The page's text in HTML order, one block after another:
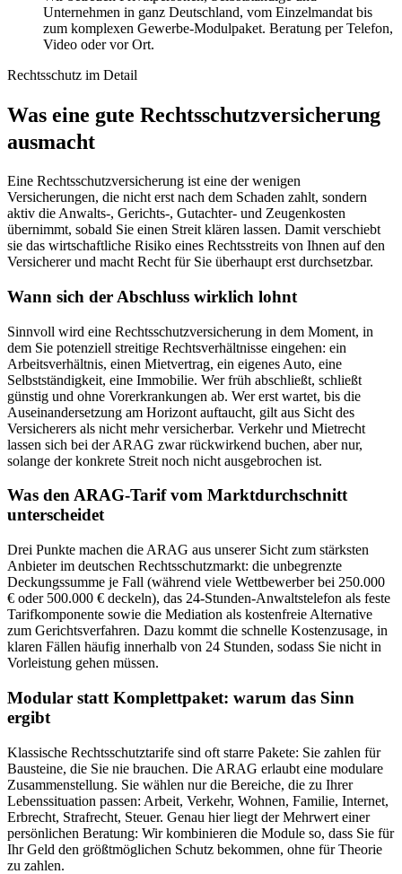
Unternehmen in ganz Deutschland, vom Einzelmandat bis
zum komplexen Gewerbe-Modulpaket. Beratung per Telefon,
Video oder vor Ort.
Rechtsschutz im Detail
Was eine gute Rechtsschutzversicherung
ausmacht
Eine Rechtsschutzversicherung ist eine der wenigen
Versicherungen, die nicht erst nach dem Schaden zahlt, sondern
aktiv die Anwalts-, Gerichts-, Gutachter- und Zeugenkosten
übernimmt, sobald Sie einen Streit klären lassen. Damit verschiebt
sie das wirtschaftliche Risiko eines Rechtsstreits von Ihnen auf den
Versicherer und macht Recht für Sie überhaupt erst durchsetzbar.
Wann sich der Abschluss wirklich lohnt
Sinnvoll wird eine Rechtsschutzversicherung in dem Moment, in
dem Sie potenziell streitige Rechtsverhältnisse eingehen: ein
Arbeitsverhältnis, einen Mietvertrag, ein eigenes Auto, eine
Selbstständigkeit, eine Immobilie. Wer früh abschließt, schließt
günstig und ohne Vorerkrankungen ab. Wer erst wartet, bis die
Auseinandersetzung am Horizont auftaucht, gilt aus Sicht des
Versicherers als nicht mehr versicherbar. Verkehr und Mietrecht
lassen sich bei der ARAG zwar rückwirkend buchen, aber nur,
solange der konkrete Streit noch nicht ausgebrochen ist.
Was den ARAG-Tarif vom Marktdurchschnitt
unterscheidet
Drei Punkte machen die ARAG aus unserer Sicht zum stärksten
Anbieter im deutschen Rechtsschutzmarkt: die unbegrenzte
Deckungssumme je Fall (während viele Wettbewerber bei 250.000
€ oder 500.000 € deckeln), das 24-Stunden-Anwaltstelefon als feste
Tarifkomponente sowie die Mediation als kostenfreie Alternative
zum Gerichtsverfahren. Dazu kommt die schnelle Kostenzusage, in
klaren Fällen häufig innerhalb von 24 Stunden, sodass Sie nicht in
Vorleistung gehen müssen.
Modular statt Komplettpaket: warum das Sinn
ergibt
Klassische Rechtsschutztarife sind oft starre Pakete: Sie zahlen für
Bausteine, die Sie nie brauchen. Die ARAG erlaubt eine modulare
Zusammenstellung. Sie wählen nur die Bereiche, die zu Ihrer
Lebenssituation passen: Arbeit, Verkehr, Wohnen, Familie, Internet,
Erbrecht, Strafrecht, Steuer. Genau hier liegt der Mehrwert einer
persönlichen Beratung: Wir kombinieren die Module so, dass Sie für
Ihr Geld den größtmöglichen Schutz bekommen, ohne für Theorie
zu zahlen.